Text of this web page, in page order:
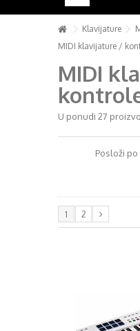
HOME
STUDIO
KLAVIJATURE
BUBNJEVI
KONTAKT
Klavijature
MIDI klavijature /
MIDI
U ponudi 27
Posloži po
1 2